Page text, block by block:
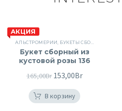
АКЦИЯ
АЛЬСТРОМЕРИИ БУКЕТЫ СБОРНЫЕ
Букет сборный из
кустовой розы 136
165,00Br Первоначальная
цена
составляла
153,00BrТекущая
В корзину